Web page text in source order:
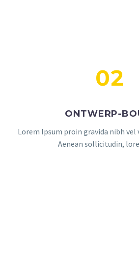
02
ONTWERP-
Lorem Ipsum proin gravida nibh
Aenean sollicitudin,